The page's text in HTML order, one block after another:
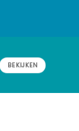
BEKIJKEN